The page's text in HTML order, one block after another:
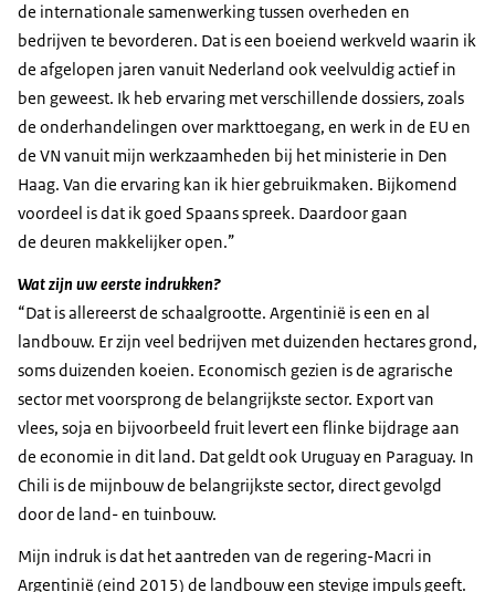
de internationale samenwerking tussen overheden en
bedrijven te bevorderen. Dat is een boeiend werkveld waarin ik
de afgelopen jaren vanuit Nederland ook veelvuldig actief in
ben geweest. Ik heb ervaring met verschillende dossiers, zoals
de onderhandelingen over markttoegang, en werk in de EU en
de VN vanuit mijn werkzaamheden bij het ministerie in Den
Haag. Van die ervaring kan ik hier gebruikmaken. Bijkomend
voordeel is dat ik goed Spaans spreek. Daardoor gaan
de deuren makkelijker open.”
Wat zijn uw eerste indrukken?
“Dat is allereerst de schaalgrootte. Argentinië is een en al
landbouw. Er zijn veel bedrijven met duizenden hectares grond,
soms duizenden koeien. Economisch gezien is de agrarische
sector met voorsprong de belangrijkste sector. Export van
vlees, soja en bijvoorbeeld fruit levert een flinke bijdrage aan
de economie in dit land. Dat geldt ook Uruguay en Paraguay. In
Chili is de mijnbouw de belangrijkste sector, direct gevolgd
door de land- en tuinbouw.
Mijn indruk is dat het aantreden van de regering-Macri in
Argentinië (eind 2015) de landbouw een stevige impuls geeft.